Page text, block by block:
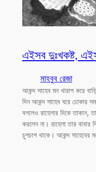
এইসব দুঃখকষ্ট,
মাহবুব রেজা
আকন্দ সাহেব মন খারাপ করে
দিন আকন্দ সাহেব ঘরে ঢোকার
বললেও রাহেলার দিকে
করলেন না। রাহেলা তার
চুপচাপ থাকে। আকন্দ সাহেবের